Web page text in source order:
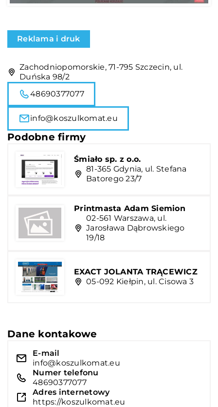
Reklama i druk
Zachodniopomorskie, 71-795 Szczecin, ul.
Duńska 98/2
48690377077
info@koszulkomat.eu
Podobne firmy
Śmiało sp. z o.o.
81-365 Gdynia, ul. Stefana
Batorego 23/7
Printmasta Adam Siemion
02-561 Warszawa, ul.
Jarosława Dąbrowskiego
19/18
EXACT JOLANTA TRĄCEWICZ
05-092 Kiełpin, ul. Cisowa 3
Dane kontakowe
E-mail
info@koszulkomat.eu
Numer telefonu
48690377077
Adres internetowy
https://koszulkomat.eu